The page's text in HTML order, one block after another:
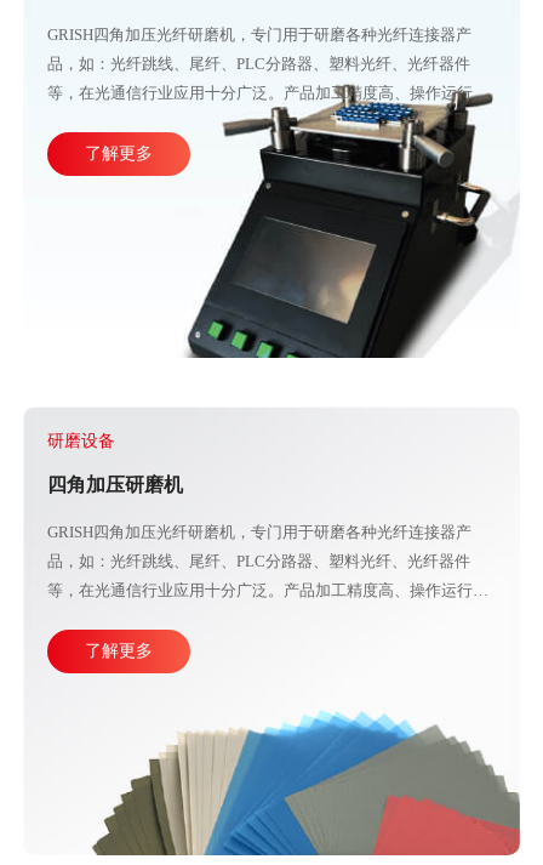
GRISH四角加压光纤研磨机，专门用于研磨各种光纤连接器产
品，如：光纤跳线、尾纤、PLC分路器、塑料光纤、光纤器件
等，在光通信行业应用十分广泛。产品加工精度高、操作运行稳
定，直观的大屏幕设计可使参数调整更加方便快捷。目前比较成
熟的产线加工方式主要由四台或五台光纤研磨机，再配合各种规
格的PC、APC、UPC等研磨夹具组成。
了解更多
研磨设备
四角加压研磨机
GRISH四角加压光纤研磨机，专门用于研磨各种光纤连接器产
品，如：光纤跳线、尾纤、PLC分路器、塑料光纤、光纤器件
等，在光通信行业应用十分广泛。产品加工精度高、操作运行稳
熟的产线加工方式主要由四台或五台光纤研磨机，再配合各种规
格的PC、APC、UPC等研磨夹具组成。
了解更多